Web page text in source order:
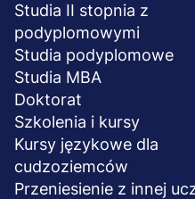
Studia II stopnia z
podyplomowymi
Studia podyplomowe
Studia MBA
Doktorat
Szkolenia i kursy
Kursy językowe dla
cudzoziemców
Przeniesienie z innej